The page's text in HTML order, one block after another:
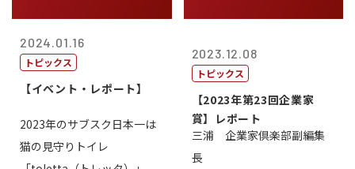
2024.01.16
トピックス
【イベント・レポート】
2023年のサブスク日本一は
猫の見守りトイレ
2023.12.08
トピックス
【2023年第23回企業家
賞】レポート
三浦 企業家倶楽部副編集
長